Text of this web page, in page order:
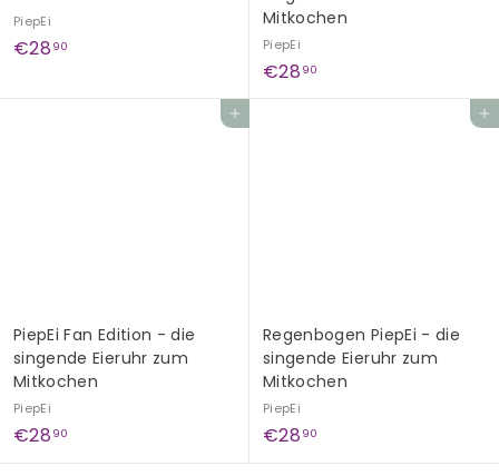
PiepEi
€28 90
8
Mitkochen
PiepEi
€28 90
2
In den Einkaufswagen legen
PiepEi Fan Edition - die
singende Eieruhr zum
Mitkochen
PiepEi
€28 90
2
In den Einkaufswagen legen
Regenbogen PiepEi - die
singende Eieruhr zum
Mitkochen
PiepEi
€28 90
2